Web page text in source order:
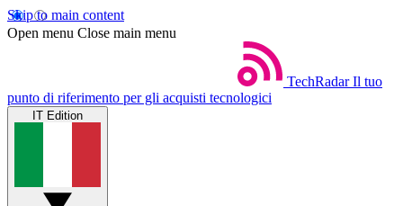
Skip to main content
Open menu Close main menu
TechRadar Il tuo
punto di riferimento per gli acquisti tecnologici
IT Edition